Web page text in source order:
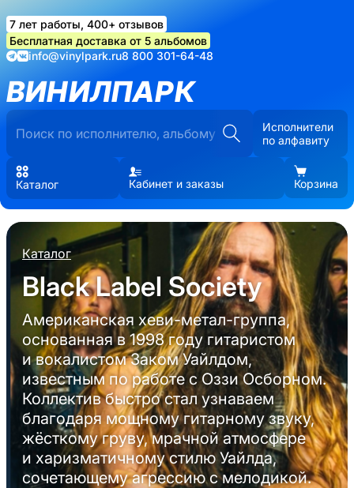
7 лет работы, 400+ отзывов
Бесплатная доставка от 5 альбомов
info@vinylpark.ru8 800 301-64-48
ВИНИЛПАРК
Исполнители
по алфавиту
Каталог Кабинет и заказы Корзина
Каталог
Black Label Society
Американская хеви-метал-группа,
основанная в 1998 году гитаристом
и вокалистом Заком Уайлдом,
известным по работе с Оззи Осборном.
Коллектив быстро стал узнаваем
благодаря мощному гитарному звуку,
жёсткому груву, мрачной атмосфере
и харизматичному стилю Уайлда,
сочетающему агрессию с мелодикой.